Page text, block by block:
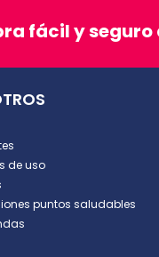
fácil y seguro
de uso
puntos saludables